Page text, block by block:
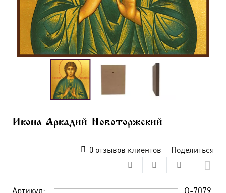
Икона Аркадий Новоторжский
0отзывов клиентов Поделиться
Артикул: O-7079